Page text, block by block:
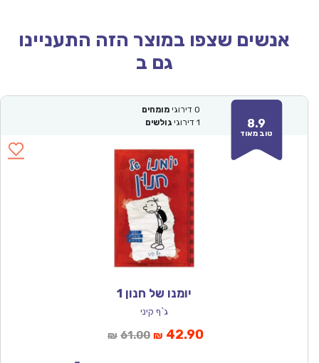
אנשים שצפו במוצר הזה התעניינו
גם ב
8.9
טוב מאוד
0 דירוגי מומחים
1 דירוגי גולשים
יומנו של חנון 1
ג`ף קיני
₪ 61.00המחיר
₪ 42.90המחיר